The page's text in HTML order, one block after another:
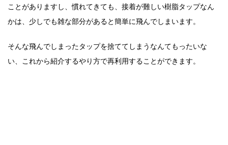
ことがありますし、慣れてきても、接着が難しい樹脂タップなん
かは、少しでも雑な部分があると簡単に飛んでしまいます。
そんな飛んでしまったタップを捨ててしまうなんてもったいな
い、これから紹介するやり方で再利用することができます。